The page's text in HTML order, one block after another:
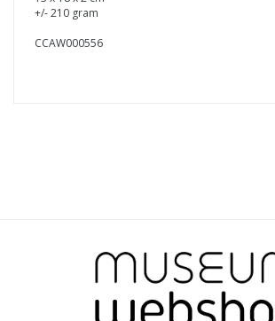
+/- 210 gram
CCAW000556